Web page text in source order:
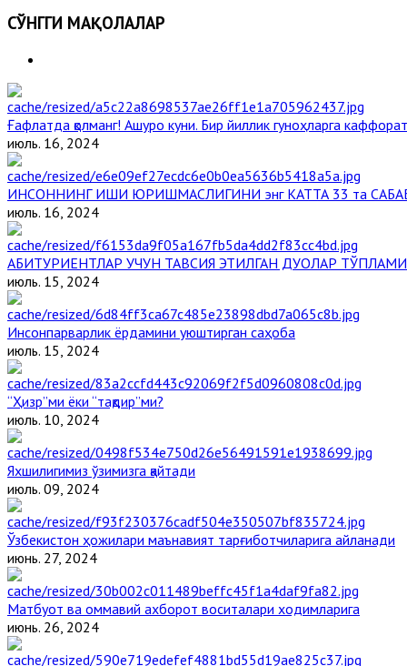
СЎНГГИ МАҚОЛАЛАР
Ғафлатда қолманг! Ашуро куни. Бир йиллик гуноҳларга
июль. 16, 2024
ИНСОННИНГ ИШИ ЮРИШМАСЛИГИНИ энг КАТТА 33 та
июль. 16, 2024
АБИТУРИЕНТЛАР УЧУН ТАВСИЯ ЭТИЛГАН ДУОЛАР ТЎПЛАМИ
июль. 15, 2024
Инсонпарварлик ёрдамини уюштирган саҳоба
июль. 15, 2024
“Ҳизр”ми ёки “тақдир”ми?
июль. 10, 2024
Яхшилигимиз ўзимизга қайтади
июль. 09, 2024
Ўзбекистон ҳожилари маънавият тарғиботчиларига айланади
июнь. 27, 2024
Матбуот ва оммавий ахборот воситалари ходимларига
июнь. 26, 2024